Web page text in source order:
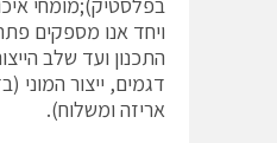
ויחד אנו מספקים
התכנון ועד שלב
דגמים, ייצור המוני
אריזה ומשלוח).